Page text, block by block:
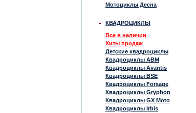
Мотоциклы Десна
КВАДРОЦИКЛЫ
Все в наличии
Хиты продаж
Детские квадроциклы
Квадроциклы ABM
Квадроциклы Avantis
Квадроциклы BSE
Квадроциклы Forsage
Квадроциклы Gryphon
Квадроциклы GX Moto
Квадроциклы Irbis